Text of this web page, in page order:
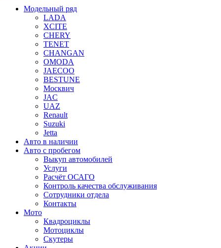
Модельный ряд
LADA
XCITE
CHERY
TENET
CHANGAN
OMODA
JAECOO
BESTUNE
Москвич
JAC
UAZ
Renault
Suzuki
Jetta
Авто в наличии
Авто с пробегом
Выкуп автомобилей
Услуги
Расчёт ОСАГО
Контроль качества обслуживания
Сотрудники отдела
Контакты
Мото
Квадроциклы
Мотоциклы
Скутеры